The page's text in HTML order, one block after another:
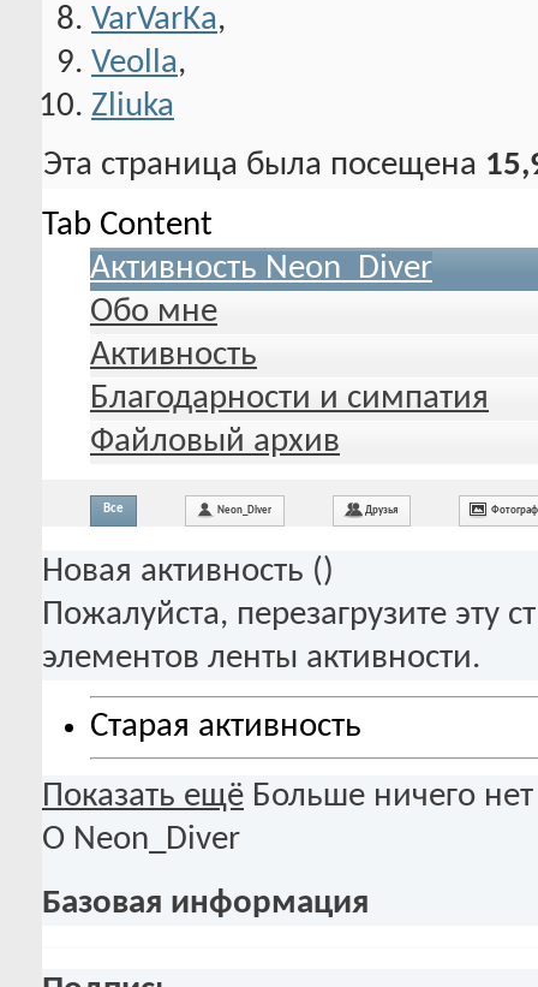
VarVarKa,
Veolla,
Zliuka
Эта страница была посещена
Tab Content
Активность Neon_Diver
Обо мне
Активность
Благодарности и симпатия
Файловый архив
Все Neon_Diver Друзья
Новая активность ()
Пожалуйста, перезагрузите эту
элементов ленты активности.
Старая активность
Показать ещё Больше ничего нет
О Neon_Diver
Базовая информация